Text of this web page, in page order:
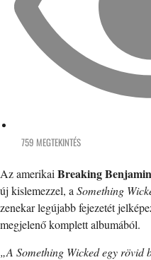
759 MEGTEKINTÉS
Az amerikai Breaking Benjamin
új kislemezzel, a Something
zenekar legújabb fejezetét
megjelenő komplett albumából.
„A Something Wicked egy rövid